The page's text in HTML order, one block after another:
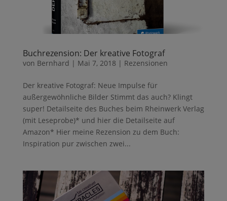
Buchrezension: Der kreative Fotograf
von Bernhard | Mai 7, 2018 | Rezensionen
Der kreative Fotograf: Neue Impulse für
außergewöhnliche Bilder Stimmt das auch? Klingt
super! Detailseite des Buches beim Rheinwerk Verlag
(mit Leseprobe)* und hier die Detailseite auf
Amazon* Hier meine Rezension zu dem Buch:
Inspiration pur zwischen zwei...